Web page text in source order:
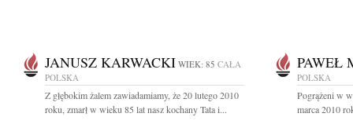
JANUSZ KARWACKI WIEK: 85 CAŁA
POLSKA
Z głębokim żalem zawiadamiamy, że 20 lutego 2010
roku, zmarł w wieku 85 lat nasz kochany Tata i...
PAWEŁ
POLSKA
Pogrążeni w
marca 2010